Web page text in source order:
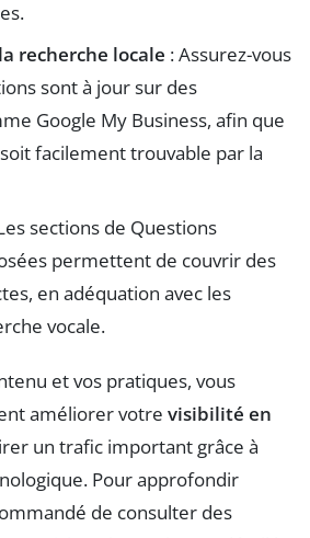
recherche locale : Assurez-vous
sont à jour sur des
Google My Business, afin que
facilement trouvable par la
sections de Questions
permettent de couvrir des
en adéquation avec les
vocale.
et vos pratiques, vous
améliorer votre visibilité en
un trafic important grâce à
Pour approfondir
de consulter des